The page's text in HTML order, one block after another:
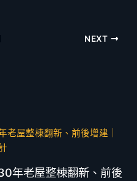
NEXT
年老屋整棟翻新、前後